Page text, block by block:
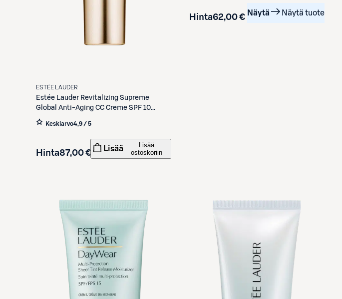
ESTÉE LAUDER
Estée Lauder Revitalizing Supreme
Global Anti-Aging CC Creme SPF 10
sävyttävä päivävoide 30 ml
Keskiarvo4,9 / 5
Hinta87,00 € Lisää
Lisää
ostoskoriin
Hinta62,00 € Näytä Näytä tuote